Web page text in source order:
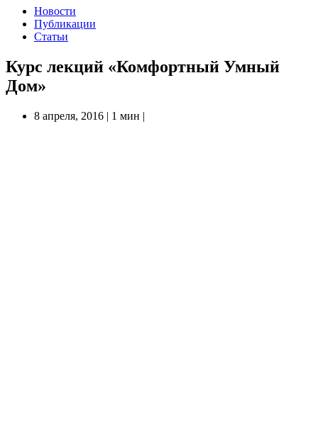
Новости
Публикации
Статьи
Курс лекций «Комфортный Умный
Дом»
8 апреля, 2016 | 1 мин |